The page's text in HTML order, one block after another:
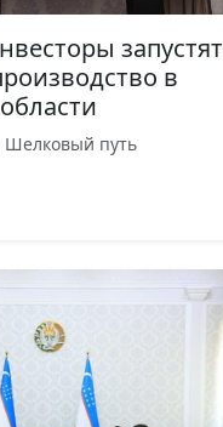
запустят
в
Шелковый путь